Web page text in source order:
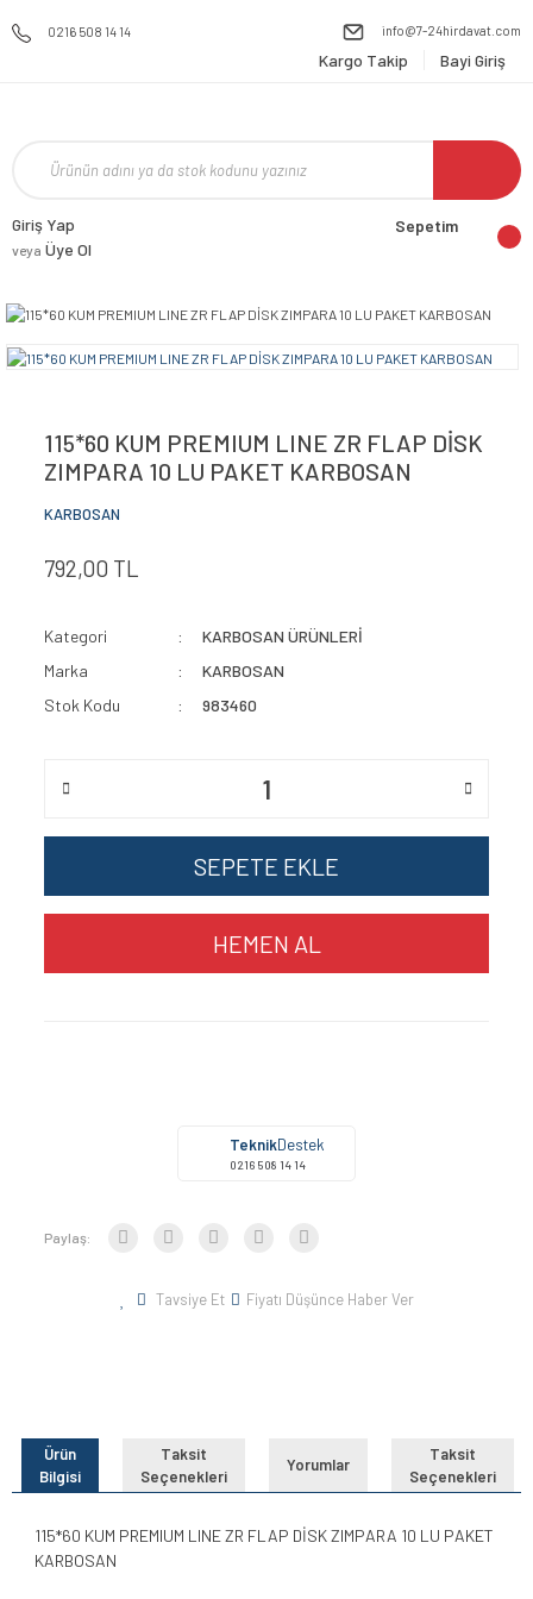
0216 508 14 14 info@7-24hirdavat.com
Kargo Takip Bayi Giriş
Giriş Yap
veya Üye Ol
Sepetim
115*60 KUM PREMIUM LINE ZR FLAP DİSK
ZIMPARA 10 LU PAKET KARBOSAN
KARBOSAN
792,00 TL
Kategori
KARBOSAN ÜRÜNLERİ
Marka
KARBOSAN
Stok Kodu
983460
SEPETE EKLE
HEMEN AL
TeknikDestek
0216 508 14 14
Paylaş:
Tavsiye Et Fiyatı Düşünce Haber Ver
Ürün
Bilgisi
Taksit
Seçenekleri
Yorumlar
Taksit
Seçenekleri
115*60 KUM PREMIUM LINE ZR FLAP DİSK ZIMPARA 10 LU PAKET
KARBOSAN